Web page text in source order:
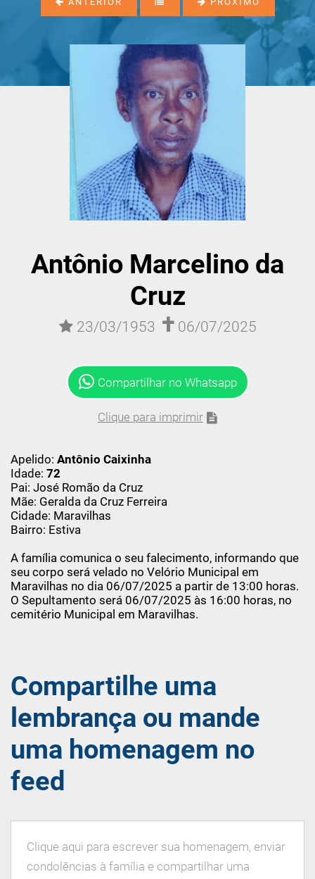
Antônio Marcelino da
Cruz
23/03/1953 06/07/2025
Compartilhar no Whatsapp
Clique para imprimir
Apelido: Antônio Caixinha
Idade: 72
Pai: José Romão da Cruz
Mãe: Geralda da Cruz Ferreira
Cidade: Maravilhas
Bairro: Estiva
A família comunica o seu falecimento, informando que
seu corpo será velado no Velório Municipal em
Maravilhas no dia 06/07/2025 a partir de 13:00 horas.
O Sepultamento será 06/07/2025 às 16:00 horas, no
cemitério Municipal em Maravilhas.
Compartilhe uma
lembrança ou mande
uma homenagem no
feed